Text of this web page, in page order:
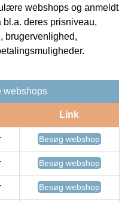
webshops og anmeldt
bl.a. deres prisniveau,
brugervenlighed,
webshops
Link
Besøg webshop
Besøg webshop
Besøg webshop